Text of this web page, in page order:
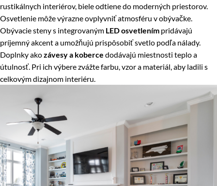
rustikálnych interiérov, biele odtiene do moderných priestorov.
Osvetlenie môže výrazne ovplyvniť atmosféru v obývačke.
Obývacie steny s integrovaným LED osvetlením pridávajú
príjemný akcent a umožňujú prispôsobiť svetlo podľa nálady.
Doplnky akozávesy a koberce dodávajú miestnosti teplo a
útulnosť. Pri ich výbere zvážte farbu, vzor a materiál, aby ladili s
celkovým dizajnom interiéru.